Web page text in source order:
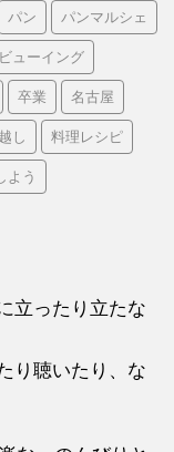
パン パンマルシェ
ューイング
卒業 名古屋
し 料理レシピ
よう
立ったり立たな
り聴いたり、な